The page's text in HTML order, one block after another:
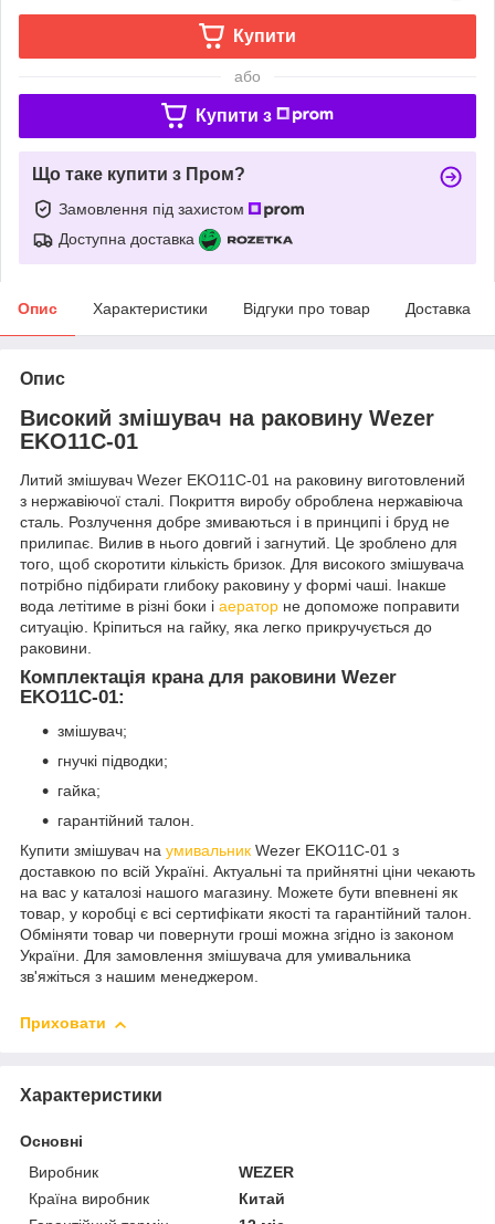
Купити
або
Купити з
Що таке купити з Пром?
Замовлення під захистом
Доступна доставка
Опис Характеристики Відгуки про товар Доставка
Опис
Високий змішувач на раковину Wezer
EKO11C-01
Литий змішувач Wezer EKO11C-01 на раковину виготовлений
з нержавіючої сталі. Покриття виробу оброблена нержавіюча
сталь. Розлучення добре змиваються і в принципі і бруд не
прилипає. Вилив в нього довгий і загнутий. Це зроблено для
того, щоб скоротити кількість бризок. Для високого змішувача
потрібно підбирати глибоку раковину у формі чаші. Інакше
вода летітиме в різні боки і аератор не допоможе поправити
ситуацію. Кріпиться на гайку, яка легко прикручується до
раковини.
Комплектація крана для раковини Wezer
EKO11C-01:
змішувач;
гнучкі підводки;
гайка;
гарантійний талон.
Купити змішувач на умивальник Wezer EKO11C-01 з
доставкою по всій Україні. Актуальні та прийнятні ціни чекають
на вас у каталозі нашого магазину. Можете бути впевнені як
товар, у коробці є всі сертифікати якості та гарантійний талон.
Обміняти товар чи повернути гроші можна згідно із законом
України. Для замовлення змішувача для умивальника
зв'яжіться з нашим менеджером.
Приховати
Характеристики
Основні
Виробник
WEZER
Країна виробник
Китай